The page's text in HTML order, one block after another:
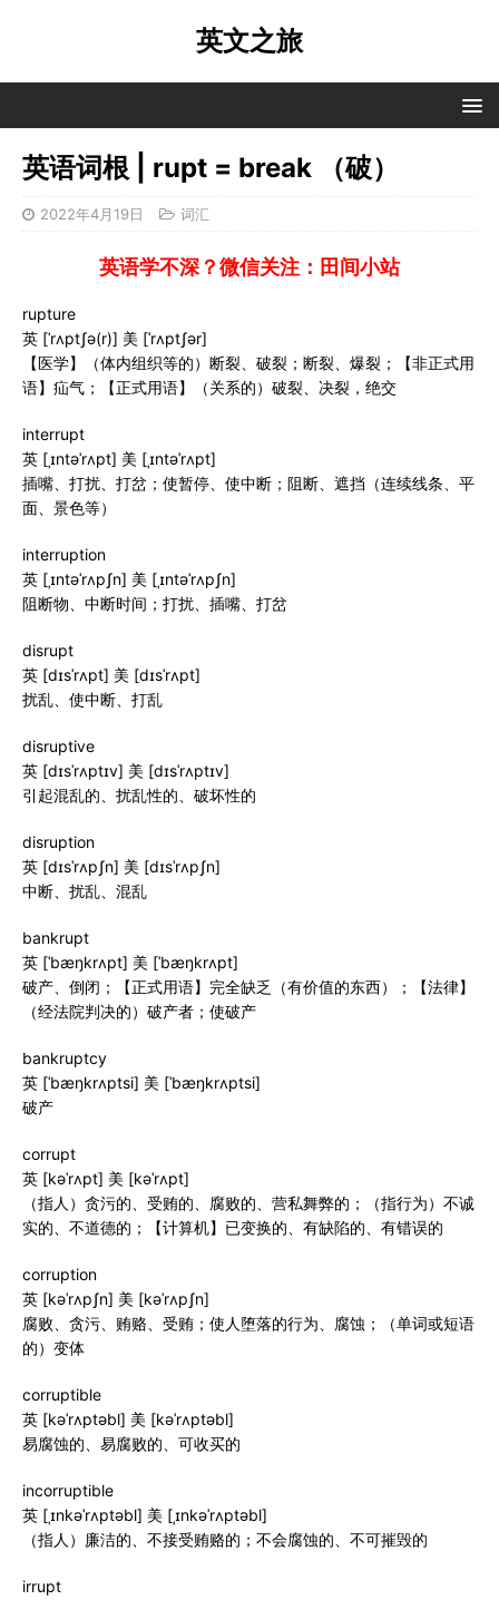
英文之旅
英语词根 | rupt = break （破）
2022年4月19日 词汇
英语学不深？微信关注：田间小站
rupture
英 [ˈrʌptʃə(r)] 美 [ˈrʌptʃər]
【医学】（体内组织等的）断裂、破裂；断裂、爆裂；【非正式用
语】疝气；【正式用语】（关系的）破裂、决裂，绝交
interrupt
英 [ˌɪntəˈrʌpt] 美 [ˌɪntəˈrʌpt]
插嘴、打扰、打岔；使暂停、使中断；阻断、遮挡（连续线条、平
面、景色等）
interruption
英 [ˌɪntəˈrʌpʃn] 美 [ˌɪntəˈrʌpʃn]
阻断物、中断时间；打扰、插嘴、打岔
disrupt
英 [dɪsˈrʌpt] 美 [dɪsˈrʌpt]
扰乱、使中断、打乱
disruptive
英 [dɪsˈrʌptɪv] 美 [dɪsˈrʌptɪv]
引起混乱的、扰乱性的、破坏性的
disruption
英 [dɪsˈrʌpʃn] 美 [dɪsˈrʌpʃn]
中断、扰乱、混乱
bankrupt
英 [ˈbæŋkrʌpt] 美 [ˈbæŋkrʌpt]
破产、倒闭；【正式用语】完全缺乏（有价值的东西）；【法律】
（经法院判决的）破产者；使破产
bankruptcy
英 [ˈbæŋkrʌptsi] 美 [ˈbæŋkrʌptsi]
破产
corrupt
英 [kəˈrʌpt] 美 [kəˈrʌpt]
（指人）贪污的、受贿的、腐败的、营私舞弊的；（指行为）不诚
实的、不道德的；【计算机】已变换的、有缺陷的、有错误的
corruption
英 [kəˈrʌpʃn] 美 [kəˈrʌpʃn]
腐败、贪污、贿赂、受贿；使人堕落的行为、腐蚀；（单词或短语
的）变体
corruptible
英 [kəˈrʌptəbl] 美 [kəˈrʌptəbl]
易腐蚀的、易腐败的、可收买的
incorruptible
英 [ˌɪnkəˈrʌptəbl] 美 [ˌɪnkəˈrʌptəbl]
（指人）廉洁的、不接受贿赂的；不会腐蚀的、不可摧毁的
irrupt